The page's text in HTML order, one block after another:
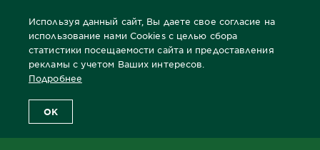
Используя данный сайт, Вы даете свое согласие на
использование нами Cookies с целью сбора
статистики посещаемости сайта и предоставления
рекламы с учетом Ваших интересов.
Подробнее
OK
Главная Краски для волос